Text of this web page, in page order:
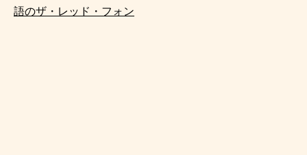
語のザ・レッド・フォン